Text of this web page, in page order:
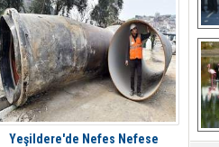
Yeşildere'de Nefes Nefese